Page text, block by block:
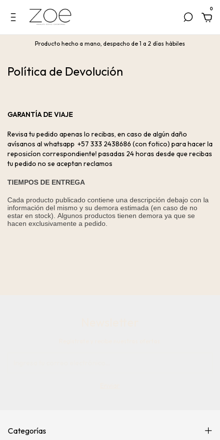
0
Producto hecho a mano, despacho de 1 a 2 días hábiles
Política de Devolución
GARANTÍA DE VIAJE
Revisa tu pedido apenas lo recibas, en caso de algún daño
avísanos al whatsapp ‪+57 333 2438686‬ (con fotico) para hacer la
reposicíon correspondiente! pasadas 24 horas desde que recibas
tu pedido no se aceptan reclamos
TIEMPOS DE ENTREGA
Cada producto publicado contiene una descripción debajo con la
información del mismo y su demora estimada (en caso de no
estar en stock). Algunos productos tienen demora ya que se
hacen exclusivamente a pedido.
Categorías